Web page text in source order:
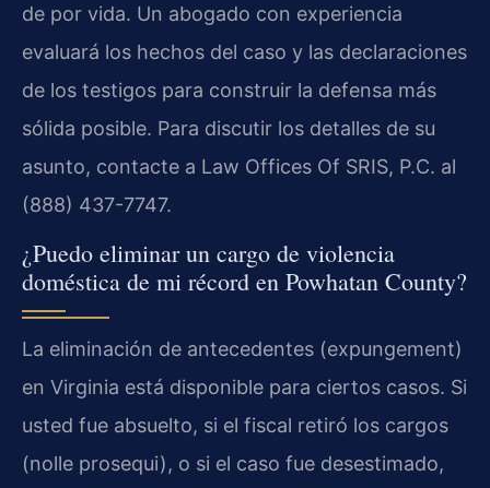
de por vida. Un abogado con experiencia
evaluará los hechos del caso y las declaraciones
de los testigos para construir la defensa más
sólida posible. Para discutir los detalles de su
asunto, contacte a Law Offices Of SRIS, P.C. al
(888) 437-7747.
¿Puedo eliminar un cargo de violencia
doméstica de mi récord en Powhatan County?
La eliminación de antecedentes (expungement)
en Virginia está disponible para ciertos casos. Si
usted fue absuelto, si el fiscal retiró los cargos
(nolle prosequi), o si el caso fue desestimado,